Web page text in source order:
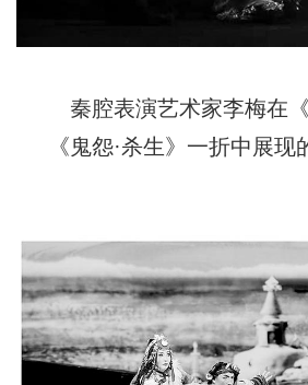
秦腔表演艺术家李梅在《
《鬼怨·杀生》一折中展现